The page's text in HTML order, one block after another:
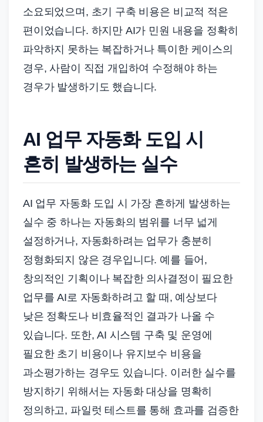
소요되었으며, 초기 구축 비용은 비교적 적은
편이었습니다. 하지만 AI가 민원 내용을 정확히
파악하지 못하는 복잡하거나 특이한 케이스의
경우, 사람이 직접 개입하여 수정해야 하는
경우가 발생하기도 했습니다.
AI 업무 자동화 도입 시
흔히 발생하는 실수
AI 업무 자동화 도입 시 가장 흔하게 발생하는
실수 중 하나는 자동화의 범위를 너무 넓게
설정하거나, 자동화하려는 업무가 충분히
정형화되지 않은 경우입니다. 예를 들어,
창의적인 기획이나 복잡한 의사결정이 필요한
업무를 AI로 자동화하려고 할 때, 예상보다
낮은 정확도나 비효율적인 결과가 나올 수
있습니다. 또한, AI 시스템 구축 및 운영에
필요한 초기 비용이나 유지보수 비용을
과소평가하는 경우도 있습니다. 이러한 실수를
방지하기 위해서는 자동화 대상을 명확히
정의하고, 파일럿 테스트를 통해 효과를 검증한